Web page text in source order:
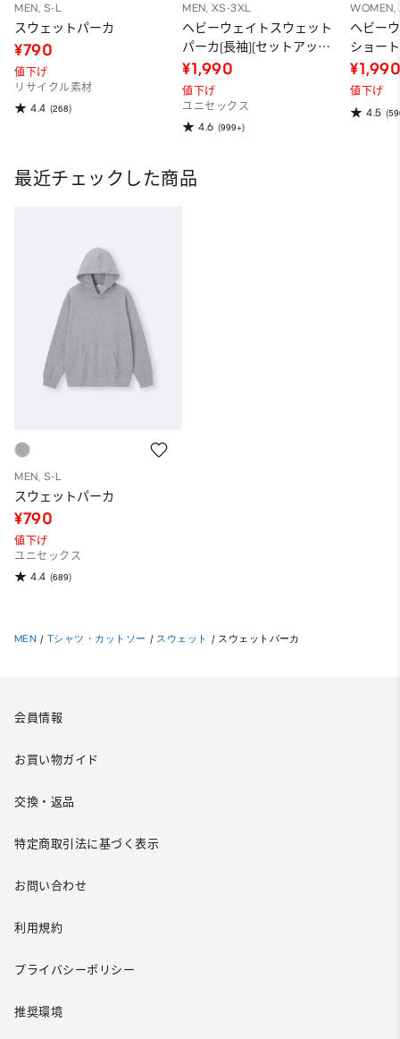
MEN, S-L
スウェットパーカ
¥790
値下げ
リサイクル素材
4.4 (268)
MEN, XS-3XL
ヘビーウェイトスウェット
パーカ(長袖)(セットアップ
可能)(2025年度冬商品)
¥1,990
値下げ
ユニセックス
4.6 (999+)
WOMEN,
ヘビー
ショー
値下げ
4.5
最近チェックした商品
MEN, S-L
スウェットパーカ
¥790
値下げ
ユニセックス
4.4 (689)
MEN / Tシャツ・カットソー / スウェット / スウェットパーカ
会員情報
お買い物ガイド
交換・返品
特定商取引法に基づく表示
お問い合わせ
利用規約
プライバシーポリシー
推奨環境